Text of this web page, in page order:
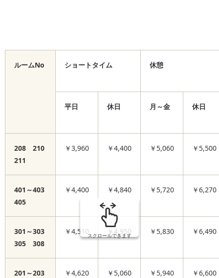
ルームNo ショートタイム 休憩
平日 休日 月～金 休日
208 210
211
￥3,960 ￥4,400 ￥5,060 ￥5,500
401～403
405
￥4,400 ￥4,840 ￥5,720 ￥6,270
301～303
305 308
￥4,510 ￥4,950 ￥5,830 ￥6,490
201～203
￥4,620 ￥5,060 ￥5,940 ￥6,600
スクロールできます